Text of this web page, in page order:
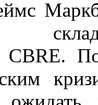
CBRE.